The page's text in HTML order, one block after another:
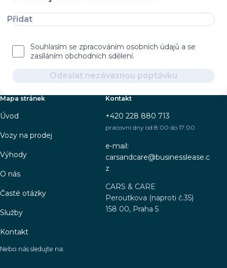
Přidat
Souhlasím se zpracováním osobních údajů a se
zasíláním obchodních sdělení.
Odeslat nezávaznou poptávku
Mapa stránek
Úvod
Vozy na prodej
Výhody
O nás
Časté otázky
Služby
Kontakt
Kontakt
+420 228 880 713
pracovní dny od 8:00 do 17:00
e-mail:
carsandcare@businesslease.c
z
CARS & CARE
Peroutkova (naproti č.35)
158 00, Praha 5
Nebo nás sledujte na: